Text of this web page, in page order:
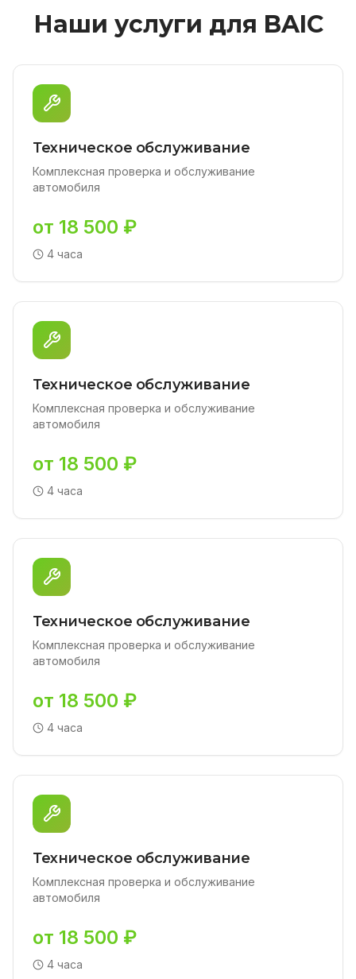
Наши услуги для BAIC
Техническое обслуживание
Комплексная проверка и обслуживание
автомобиля
от 18 500 ₽
4 часа
Техническое обслуживание
Комплексная проверка и обслуживание
автомобиля
от 18 500 ₽
4 часа
Техническое обслуживание
Комплексная проверка и обслуживание
автомобиля
от 18 500 ₽
4 часа
Техническое обслуживание
Комплексная проверка и обслуживание
автомобиля
от 18 500 ₽
4 часа